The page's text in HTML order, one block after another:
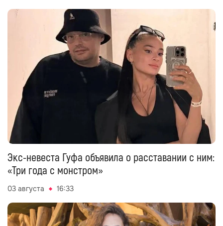
Экс-невеста Гуфа объявила о расставании с ним:
«Три года с монстром»
03 августа 16:33